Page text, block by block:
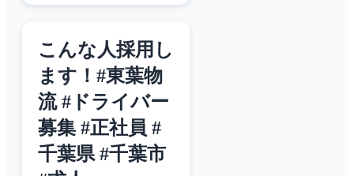
こんな人採用し
ます！#東葉物
流 #ドライバー
募集 #正社員 #
千葉県 #千葉市